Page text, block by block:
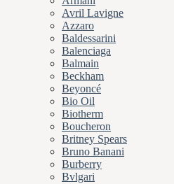
Avril Lavigne
Azzaro
Baldessarini
Balenciaga
Balmain
Beckham
Beyoncé
Bio Oil
Biotherm
Boucheron
Britney Spears
Bruno Banani
Burberry
Bvlgari